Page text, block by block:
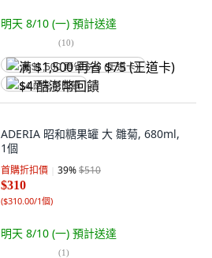
明天 8/10 (一) 預計送達
(10)
满 $1,500 再省 $75 (王道卡)
$4 酷澎幣回饋
ADERIA 昭和糖果罐 大 雛菊, 680ml,
1個
首購折扣價 39%$510
$310
($310.00/1個)
明天 8/10 (一) 預計送達
(1)